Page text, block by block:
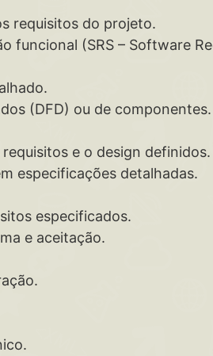
requisitos do projeto.
funcional (SRS – Software
(DFD) ou de componentes.
e o design definidos.
especificações detalhadas.
especificados.
e aceitação.